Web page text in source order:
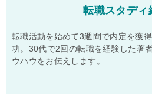
転職スタディ
転職活動を始めて3週間で内定を獲
功。30代で2回の転職を経験した著
ウハウをお伝えします。